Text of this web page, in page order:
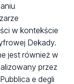
w kontekście
Dekady.
jest również w
przez
e degli